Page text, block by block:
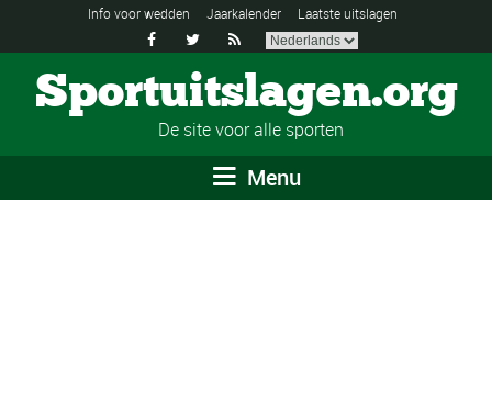
Info voor wedden Jaarkalender Laatste uitslagen
  
Sportuitslagen.org
De site voor alle sporten
Menu